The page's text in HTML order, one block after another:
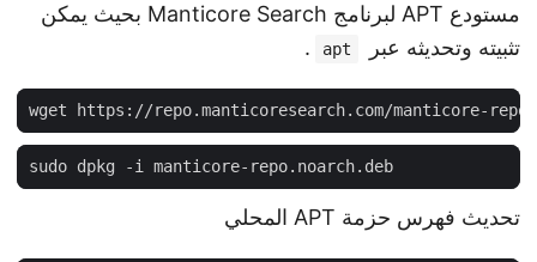
مستودع APT لبرنامج Manticore Search بحيث يمكن
تثبيته وتحديثه عبر
apt
.
تحديث فهرس حزمة APT المحلي